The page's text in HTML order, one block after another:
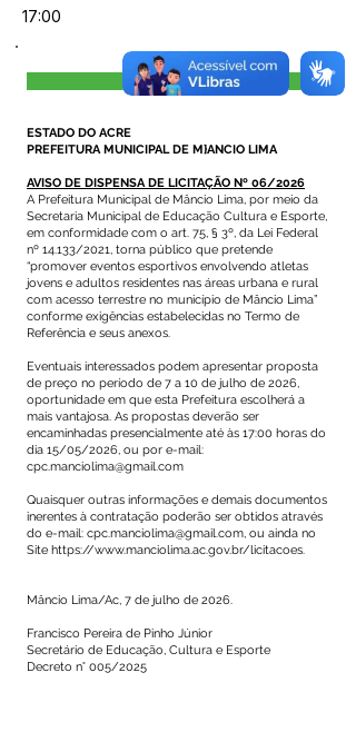
17:00
Visualizar
ESTADO DO ACRE
PREFEITURA MUNICIPAL DE M}ANCIO LIMA
AVISO DE DISPENSA DE LICITAÇÃO Nº 06/2026
A Prefeitura Municipal de Mâncio Lima, por meio da
Secretaria Municipal de Educação Cultura e Esporte,
em conformidade com o art. 75, § 3º, da Lei Federal
nº 14.133/2021, torna público que pretende
“promover eventos esportivos envolvendo atletas
jovens e adultos residentes nas áreas urbana e rural
com acesso terrestre no município de Mâncio Lima”
conforme exigências estabelecidas no Termo de
Referência e seus anexos.
Eventuais interessados podem apresentar proposta
de preço no período de 7 a 10 de julho de 2026,
oportunidade em que esta Prefeitura escolherá a
mais vantajosa. As propostas deverão ser
encaminhadas presencialmente até às 17:00 horas do
dia 15/05/2026, ou por e-mail:
cpc.manciolima@gmail.com
Quaisquer outras informações e demais documentos
inerentes à contratação poderão ser obtidos através
do e-mail: cpc.manciolima@gmail.com, ou ainda no
Site https://www.manciolima.ac.gov.br/licitacoes.
Mâncio Lima/Ac, 7 de julho de 2026.
Francisco Pereira de Pinho Júnior
Secretário de Educação, Cultura e Esporte
Decreto n° 005/2025